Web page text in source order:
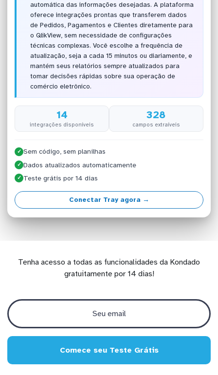
automática das informações desejadas. A plataforma
oferece integrações prontas que transferem dados
de Pedidos, Pagamentos e Clientes diretamente para
o QlikView, sem necessidade de configurações
técnicas complexas. Você escolhe a frequência de
atualização, seja a cada 15 minutos ou diariamente, e
mantém seus relatórios sempre atualizados para
tomar decisões rápidas sobre sua operação de
comércio eletrônico.
14
integrações disponíveis
328
campos extraíveis
✓ Sem código, sem planilhas
✓ Dados atualizados automaticamente
✓ Teste grátis por 14 dias
Conectar Tray agora →
Tenha acesso a todas as funcionalidades da Kondado
gratuitamente por 14 dias!
Comece seu Teste Grátis